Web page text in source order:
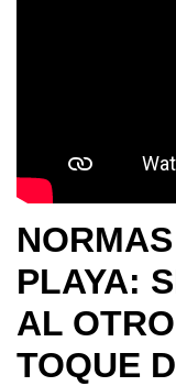
PLAYA:
AL
TOQUE